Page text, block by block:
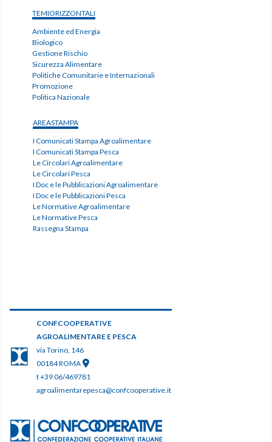
CONFCOOPERATIVE
AGROALIMENTARE E PESCA
via Torino, 146
00184 ROMA
t +39 06/469781
agroalimentarepesca@confcooperative.it
TEMIORIZZONTALI
Ambiente ed Energia
Biologico
Gestione Rischio
Sicurezza Alimentare
Politiche Comunitarie e Internazionali
Promozione
Politica Nazionale
AREASTAMPA
I Comunicati Stampa Agroalimentare
I Comunicati Stampa Pesca
Le Circolari Agroalimentare
Le Circolari Pesca
I Doc e le Pubblicazioni Agroalimentare
I Doc e le Pubblicazioni Pesca
Le Normative Agroalimentare
Le Normative Pesca
Rassegna Stampa